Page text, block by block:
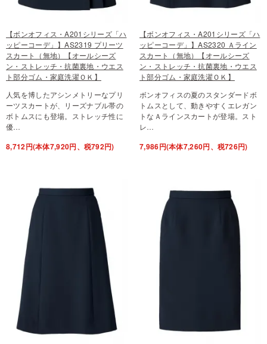
【ボンオフィス・A201シリーズ「ハ
ッピーコーデ」】AS2319 プリーツ
スカート（無地）【オールシーズ
ン・ストレッチ・抗菌裏地・ウエス
ト部分ゴム・家庭洗濯ＯＫ】
人気を博したアシンメトリーなプリ
ーツスカートが、リーズナブル帯の
ボトムスにも登場。ストレッチ性に
優…
8,712円(本体7,920円、税792円)
【ボンオフィス・A201シリーズ「ハ
ッピーコーデ」】AS2320 Ａライン
スカート（無地）【オールシーズ
ン・ストレッチ・抗菌裏地・ウエス
ト部分ゴム・家庭洗濯ＯＫ】
ボンオフィスの夏のスタンダードボ
トムスとして、動きやすくエレガン
トなＡラインスカートが登場。スト
レ…
7,986円(本体7,260円、税726円)